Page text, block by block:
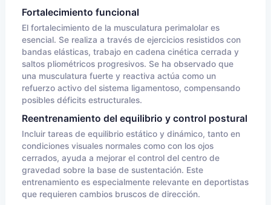
Fortalecimiento funcional
El fortalecimiento de la musculatura perimalolar es
esencial. Se realiza a través de ejercicios resistidos con
bandas elásticas, trabajo en cadena cinética cerrada y
saltos pliométricos progresivos. Se ha observado que
una musculatura fuerte y reactiva actúa como un
refuerzo activo del sistema ligamentoso, compensando
posibles déficits estructurales.
Reentrenamiento del equilibrio y control postural
Incluir tareas de equilibrio estático y dinámico, tanto en
condiciones visuales normales como con los ojos
cerrados, ayuda a mejorar el control del centro de
gravedad sobre la base de sustentación. Este
entrenamiento es especialmente relevante en deportistas
que requieren cambios bruscos de dirección.